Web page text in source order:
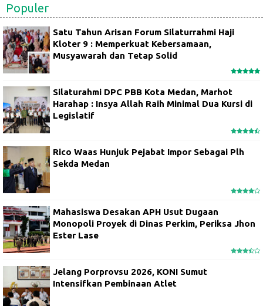
Populer
Satu Tahun Arisan Forum Silaturrahmi Haji
Kloter 9 : Memperkuat Kebersamaan,
Musyawarah dan Tetap Solid
Silaturahmi DPC PBB Kota Medan, Marhot
Harahap : Insya Allah Raih Minimal Dua Kursi di
Legislatif
Rico Waas Hunjuk Pejabat Impor Sebagai Plh
Sekda Medan
Mahasiswa Desakan APH Usut Dugaan
Monopoli Proyek di Dinas Perkim, Periksa Jhon
Ester Lase
Jelang Porprovsu 2026, KONI Sumut
Intensifkan Pembinaan Atlet